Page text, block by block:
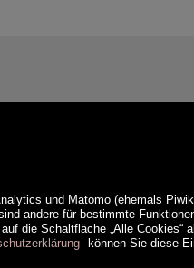
und Matomo (ehemals
andere für bestimmte
die Schaltfläche „Alle
können Sie diese